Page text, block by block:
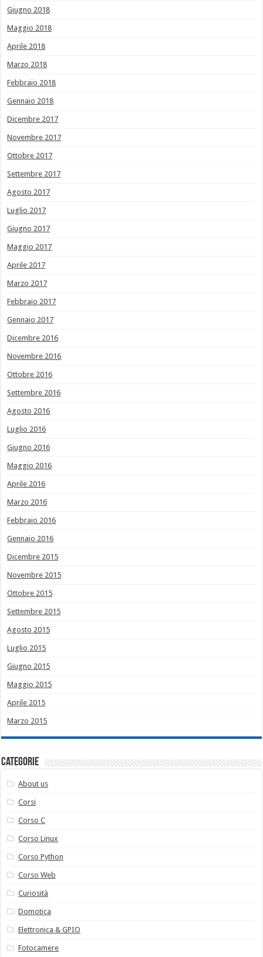
Giugno 2018
Maggio 2018
Aprile 2018
Marzo 2018
Febbraio 2018
Gennaio 2018
Dicembre 2017
Novembre 2017
Ottobre 2017
Settembre 2017
Agosto 2017
Luglio 2017
Giugno 2017
Maggio 2017
Aprile 2017
Marzo 2017
Febbraio 2017
Gennaio 2017
Dicembre 2016
Novembre 2016
Ottobre 2016
Settembre 2016
Agosto 2016
Luglio 2016
Giugno 2016
Maggio 2016
Aprile 2016
Marzo 2016
Febbraio 2016
Gennaio 2016
Dicembre 2015
Novembre 2015
Ottobre 2015
Settembre 2015
Agosto 2015
Luglio 2015
Giugno 2015
Maggio 2015
Aprile 2015
Marzo 2015
Categorie
About us
Corsi
Corso C
Corso Linux
Corso Python
Corso Web
Curiosità
Domotica
Elettronica & GPIO
Fotocamere